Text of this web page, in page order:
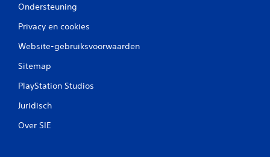
Ondersteuning
Privacy en cookies
Website-gebruiksvoorwaarden
Sitemap
PlayStation Studios
Juridisch
Over SIE